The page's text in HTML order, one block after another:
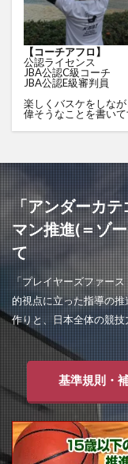
【コーチアフロ】
公認ライセンス
JBA公認C級コーチ
JBA公認E級審判員
楽しくバスケをしな
偉そうなことを書いて
「アンダーカ
マン推進(＝ゾ
て
「プレイヤーズファー
的視点に立った指導の
作りと、日本全体の競
基準規則・